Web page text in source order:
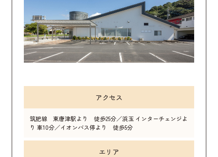
アクセス
筑肥線 東唐津駅より 徒歩25分／浜玉 インターチェンジよ
り 車10分／イオンバス停より 徒歩5分
エリア